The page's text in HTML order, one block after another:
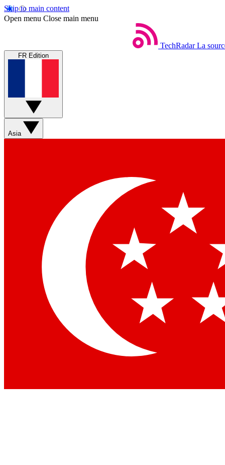
Skip to main content
Open menu Close main menu
TechRadar La
FR Edition
Asia